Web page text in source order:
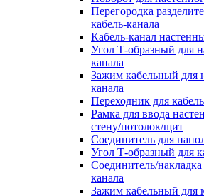
Перегородка
кабель-канала
Кабель-канал
Угол Т-образный для
канала
Зажим кабельный для
канала
Переходник для
Рамка для ввода
стену/потолок/щит
Соединитель для
Угол Т-образный для
Соединитель/
канала
Зажим кабельный для